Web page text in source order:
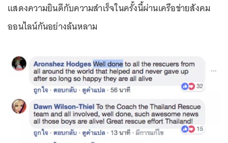
แสดงความยินดีกับความสำเร็จในครั้งนี้ผ่านเครือข่ายสังคม
ออนไลน์กันอย่างล้นหลาม